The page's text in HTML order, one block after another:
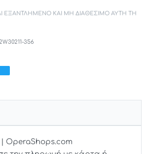
ΕΞΑΝΤΛΗΜΈΝΟ ΚΑΙ ΜΗ ΔΙΑΘΈΣΙΜΟ ΑΥΤΉ ΤΗ
356
OperaShops.com